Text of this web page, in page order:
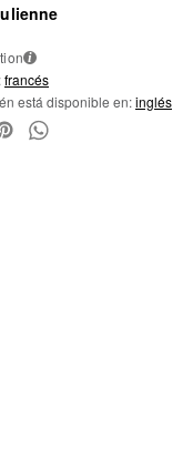
i
francés
está disponible en:inglés